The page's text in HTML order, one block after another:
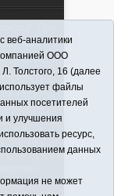
66066
по
веб-аналитики
ООО
Толстого, 16 (далее
файлы
посетителей
и улучшения
ресурс,
данных
не может